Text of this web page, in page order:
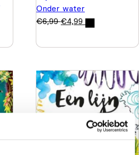
Onder water
€6,99 €4,99